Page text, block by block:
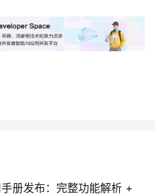
册发布：完整功能解析 +